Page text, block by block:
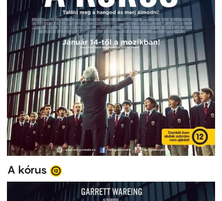
A kórus